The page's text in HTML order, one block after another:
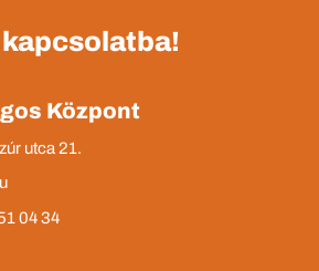
Központ
utca 21.
04 34